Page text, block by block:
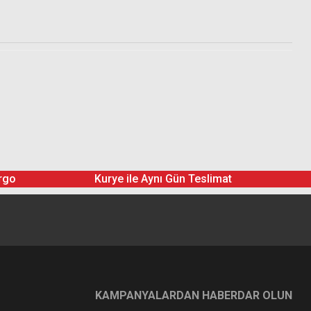
Kurye ile Aynı Gün Teslimat
KAMPANYALARDAN HABERDAR OLUN